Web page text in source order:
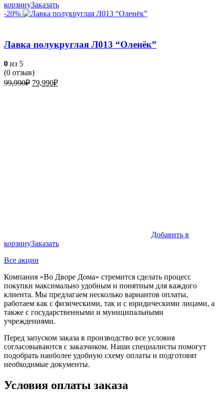
корзинуЗаказать
-20%
Лавка полукруглая Л013 “Оленёк”
0 из 5
(0 отзыв)
99,990₽ Первоначальная
79,990₽Текущая
Добавить в
корзинуЗаказать
Все акции
Компания «Во Дворе Дома» стремится сделать процесс
покупки максимально удобным и понятным для каждого
клиента. Мы предлагаем несколько вариантов оплаты,
работаем как с физическими, так и с юридическими лицами, а
также с государственными и муниципальными
учреждениями.
Перед запуском заказа в производство все условия
согласовываются с заказчиком. Наши специалисты помогут
подобрать наиболее удобную схему оплаты и подготовят
необходимые документы.
Условия оплаты заказа